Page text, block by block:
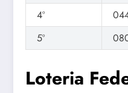
4º
5º
Loteria